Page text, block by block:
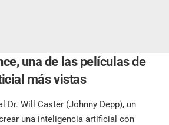
una de las películas de
más vistas
Dr. Will Caster (Johnny Depp), un
una inteligencia artificial con